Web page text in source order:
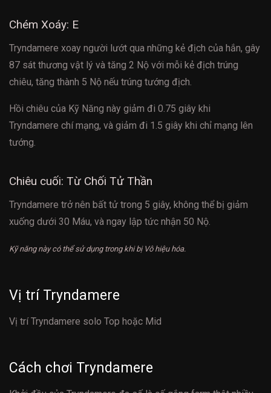
Chém Xoáy: E
Tryndamere xoay người lướt qua những kẻ địch của hắn, gây
87 sát thương vật lý và tăng 2 Nộ với mỗi kẻ địch trúng
chiêu, tăng thành 5 Nộ nếu trúng tướng địch.
Hồi chiêu của Kỹ Năng này giảm đi 0.75 giây khi
Tryndamere chí mạng, và giảm đi 1.5 giây khi chỉ mạng lên
tướng.
Chiêu cuối: Từ Chối Tử Thần
Tryndamere trở nên bất tử trong 5 giây, không thể bị giảm
xuống dưới 30 Máu, và ngay lập tức nhận 50 Nộ.
Kỹ năng này có thể sử dụng trong khi bị Vô hiệu hóa.
Vị trí Tryndamere
Vị trí Tryndamere solo Top hoặc Mid
Cách chơi Tryndamere